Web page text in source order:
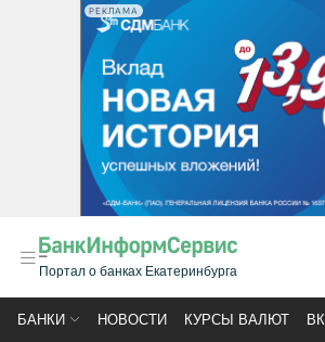
РЕКЛАМА
Портал о банках Екатеринбурга
БАНКИ НОВОСТИ КУРСЫ ВАЛЮТ